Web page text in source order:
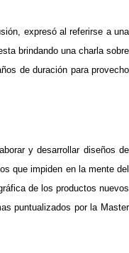
expresó al referirse a una
brindando una charla sobre
de duración para provecho
y desarrollar diseños de
que impiden en la mente del
de los productos nuevos
puntualizados por la Master